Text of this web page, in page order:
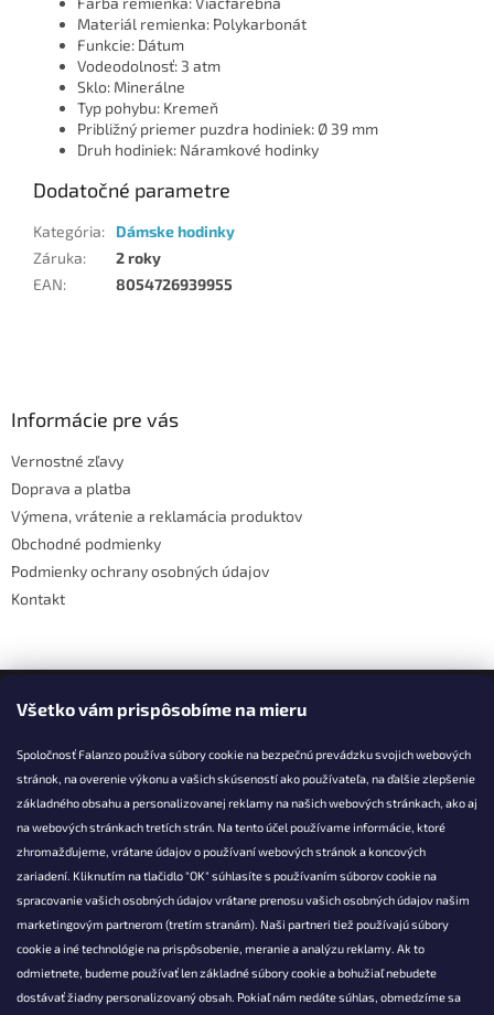
Všetko vám prispôsobíme na mieru
Spoločnosť Falanzo používa súbory cookie na bezpečnú prevádzku svojich webových
stránok, na overenie výkonu a vašich skúseností ako používateľa, na ďalšie zlepšenie
základného obsahu a personalizovanej reklamy na našich webových stránkach, ako aj
na webových stránkach tretích strán. Na tento účel používame informácie, ktoré
zhromažďujeme, vrátane údajov o používaní webových stránok a koncových
zariadení. Kliknutím na tlačidlo "OK" súhlasíte s používaním súborov cookie na
spracovanie vašich osobných údajov vrátane prenosu vašich osobných údajov našim
marketingovým partnerom (tretím stranám). Naši partneri tiež používajú súbory
cookie a iné technológie na prispôsobenie, meranie a analýzu reklamy. Ak to
odmietnete, budeme používať len základné súbory cookie a bohužiaľ nebudete
dostávať žiadny personalizovaný obsah. Pokiaľ nám nedáte súhlas, obmedzíme sa
Materiál remienka: Polykarbonát
Funkcie: Dátum
Vodeodolnosť: 3 atm
Sklo: Minerálne
Typ pohybu: Kremeň
Približný priemer puzdra hodiniek: Ø 39 mm
Druh hodiniek: Náramkové hodinky
Dodatočné parametre
Kategória:
Dámske hodinky
Záruka:
2 roky
EAN: 8054726939955
Informácie pre vás
Vernostné zľavy
Doprava a platba
Výmena, vrátenie a reklamácia produktov
Obchodné podmienky
Podmienky ochrany osobných údajov
Kontakt
Facebook
KONTAKT
info@falanzo.sk
Falanzo.sk
FalanzoSK